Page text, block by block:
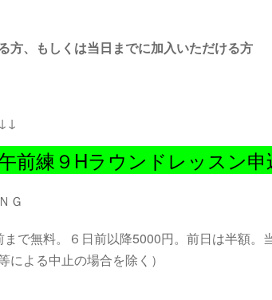
方、もしくは当日までに加入いただける方
前練９Hラウンドレッスン
Ｇ
で無料。６日前以降5000円。前日は半額。
よる中止の場合を除く）